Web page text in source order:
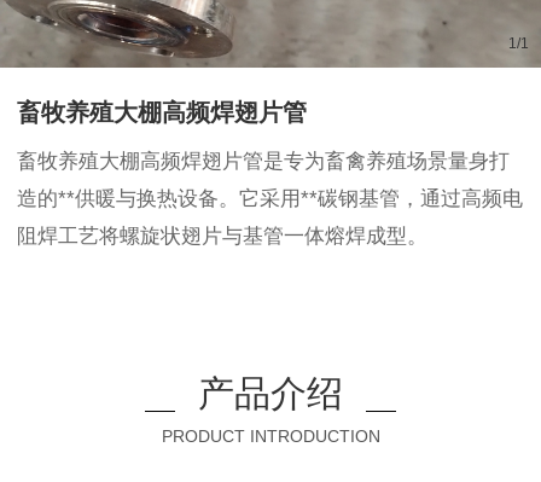
1 /1
畜牧养殖大棚高频焊翅片管
畜牧养殖大棚高频焊翅片管是专为畜禽养殖场景量身打
造的**供暖与换热设备。它采用**碳钢基管，通过高频电
阻焊工艺将螺旋状翅片与基管一体熔焊成型。
产品介绍
PRODUCT INTRODUCTION